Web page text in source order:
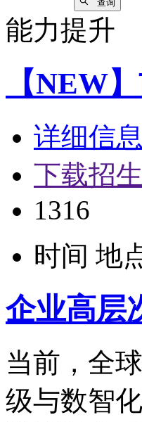
查询
能力提升
【NEW
详细信息
下载招
1316
时间 地
企业高层
当前，全
级与数智